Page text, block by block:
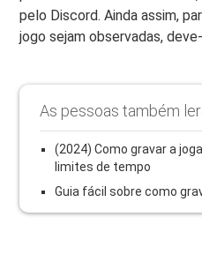
pelo Discord. Ainda assim,
jogo sejam observadas,
As pessoas também
(2024) Como gravar a
limites de tempo
Guia fácil sobre como